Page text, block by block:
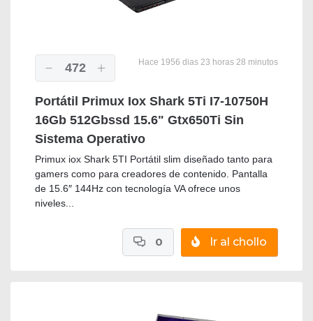
472 Hace 1956 dias 23 horas 28 minutos
Portátil Primux Iox Shark 5Ti I7-10750H
16Gb 512Gbssd 15.6" Gtx650Ti Sin
Sistema Operativo
Primux iox Shark 5TI Portátil slim diseñado tanto para
gamers como para creadores de contenido. Pantalla
de 15.6″ 144Hz con tecnología VA ofrece unos
niveles...
Ir al chollo
0